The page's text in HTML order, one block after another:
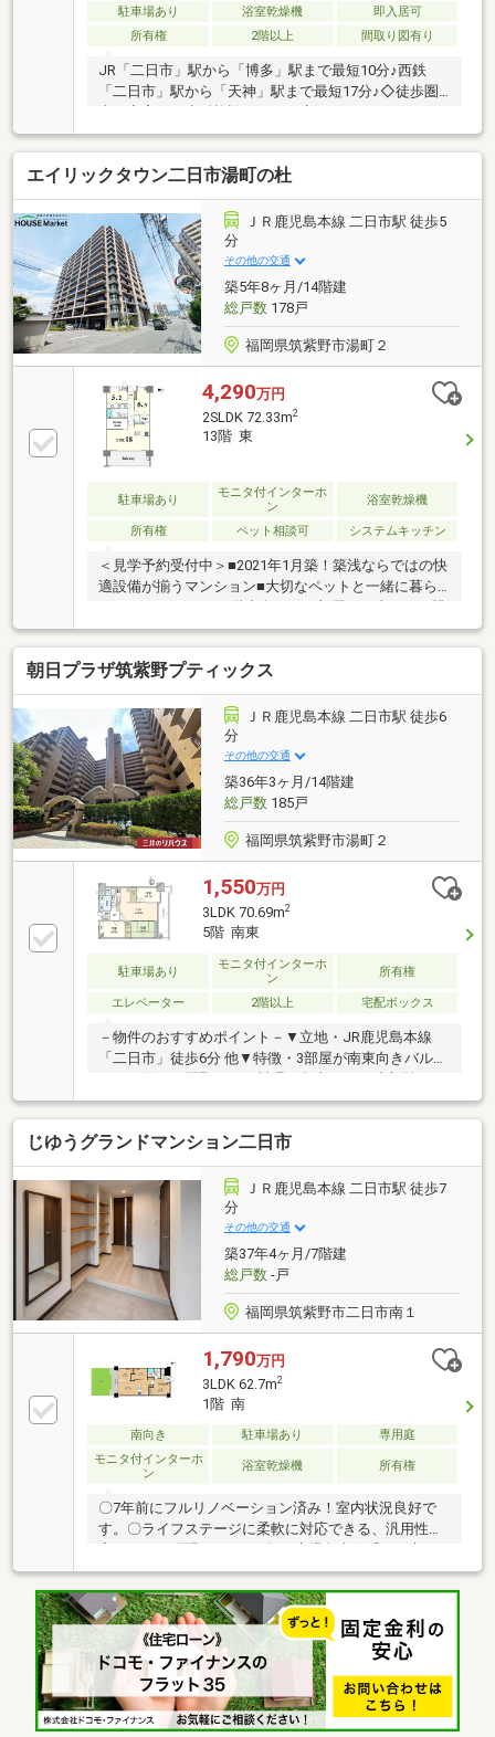
ねください！
駐車場あり 浴室乾燥機
即入居可
所有権
2階以上 間取り図有り
JR「二日市」駅から「博多」駅まで最短10分♪西鉄
「二日市」駅から「天神」駅まで最短17分♪◇徒歩圏
ミーライフ♪環境に優しく、家計に優しい。賢く節約
できる工夫がちりばめられています！●エコジョーズ
：ガス使用料料金が節約できる高効率給湯器●サーモ
バス ：お湯が冷めいくいダブル保温●超節水ECO5トイ
レ ：従来品の約69％節水できるトイレ●一括受電シス
テム ：マンション1棟単位で契約し、電気代を抑える
システム
エイリックタウン二日市湯町の杜
ＪＲ鹿児島本線 二日市駅 徒歩5
分
その他の交通
築5年8ヶ月/14階建
総戸数178戸
福岡県筑紫野市湯町２
4,290万円
2SLDK 72.33m2
13階 東
駐車場あり
モニタ付インターホ
ン
浴室乾燥機
所有権 ペット相談可 システムキッチン
＜見学予約受付中＞■2021年1月築！築浅ならではの快
適設備が揃うマンション■大切なペットと一緒に暮ら
望ともに良好です■タイムズカーシェアモアナ二日市
まで徒歩7分、車を手放しても不便のない生活■ＪＲ
「二日市駅」と西鉄「紫駅」のダブルアクセスで通勤
通学に便利■二日市小学校まで徒歩圏内で子育て世帯
に安心安全■徒歩圏内に生活施設が揃った暮らしに便
利な立地～ご来店について～ハウスマーケット筑紫野
店はJR二日市駅の目の前！駐車場はJR二日市駅のコイ
ンパーキングをご利用ください！駐車料金は弊社で精
算いたします(^^)/
朝日プラザ筑紫野プティックス
ＪＲ鹿児島本線 二日市駅 徒歩6
分
その他の交通
築36年3ヶ月/14階建
総戸数185戸
福岡県筑紫野市湯町２
1,550万円
3LDK 70.69m2
5階 南東
駐車場あり
モニタ付インターホ
ン
所有権
エレベーター 2階以上 宅配ボックス
－物件のおすすめポイント－▼立地・JR鹿児島本線
「二日市」徒歩6分 他▼特徴・3部屋が南東向きバルコ
チン・和室はLDとの一体利用も可能・各洋室・和室に
収納スペースを設置・マンション内に共同の天然温泉
大浴場あり・エレベーター2基あり▼設備・TVモニタ
付インターホン・オートロック・宅配ボックス▼周辺
環境・マックスバリュエクスプレス二日市店 徒歩5分
(約340m)・二日市小学校 徒歩4分(約320m)■ ご希望の
住まい探しをお手伝いします ━━━━━・・・物件の
詳細・ご相談はお気軽にお問い合わせください。
じゆうグランドマンション二日市
ＪＲ鹿児島本線 二日市駅 徒歩7
分
その他の交通
築37年4ヶ月/7階建
総戸数-戸
福岡県筑紫野市二日市南１
1,790万円
3LDK 62.7m2
1階 南
南向き 駐車場あり
専用庭
モニタ付インターホ
ン
浴室乾燥機 所有権
〇7年前にフルリノベーション済み！室内状況良好で
す。〇ライフステージに柔軟に対応できる、汎用性の
高い3LDKの間取りです。〇JR鹿児島本線「二日市」
駅徒歩約7分、西鉄バス「パープルプラザ前」徒歩約1
分！通勤・通学時間の短縮に直結し、生活全体のQOL
が向上します。〇専用庭があるためマンションであり
ながら戸建て感覚を実現♪〇二日市小徒歩10分、二日
市中徒歩約3分とお子様の通学も安心です。〇徒歩圏
内に「パープルプラザ」「マックスバリュー」「ドラ
ッグストアモリ」などがあり周辺環境充実してます。
◎土日祝のご来店・ご案内可能です！◎ご希望のお日